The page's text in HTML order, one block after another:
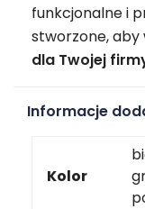
funkcjonalne i
stworzone,
dla Twojej
Informacje
Kolor